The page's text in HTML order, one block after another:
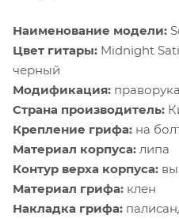
Наименование модели:
Цвет гитары: Midnight
черный
Модификация:
Страна производитель:
Крепление грифа: на
Материал корпуса: липа
Контур верха корпуса:
Материал грифа: клен
Накладка грифа: